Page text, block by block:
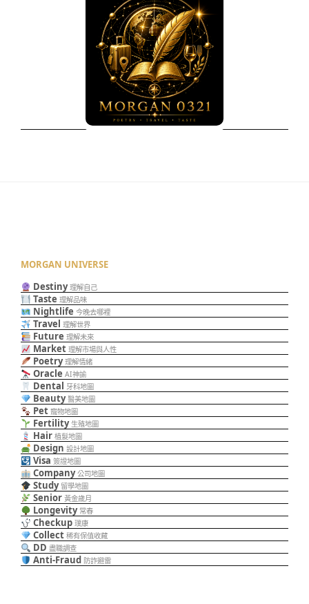
MORGAN UNIVERSE
Destiny 理解自己
Taste 理解品味
Nightlife 今晚去哪裡
Travel 理解世界
Future 理解未來
Market 理解市場與人性
Poetry 理解情緒
Oracle AI神諭
Dental 牙科地圖
Beauty 醫美地圖
Pet 寵物地圖
Fertility 生殖地圖
Hair 植髮地圖
Design 設計地圖
Visa 簽證地圖
Company 公司地圖
Study 留學地圖
Senior 黃金歲月
Longevity 常春
Checkup 璞康
Collect 稀有保值收藏
DD 盡職調查
Anti-Fraud 防詐避雷